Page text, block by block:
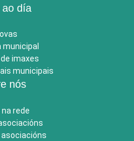
ao día
municipal
imaxes
municipais
nós
na rede
asociacións